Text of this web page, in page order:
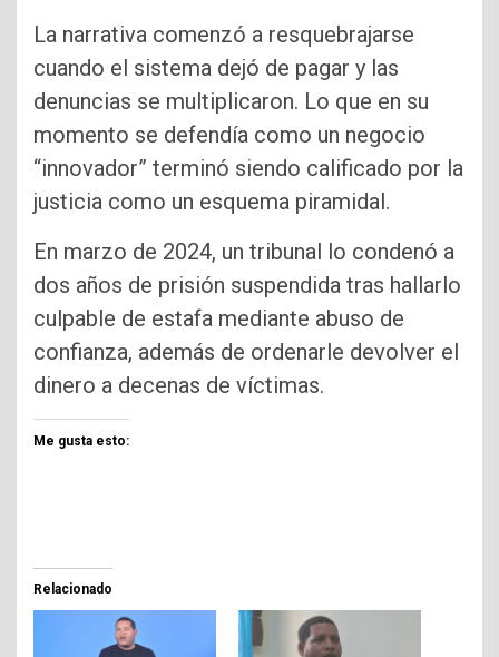
La narrativa comenzó a resquebrajarse
cuando el sistema dejó de pagar y las
denuncias se multiplicaron. Lo que en su
momento se defendía como un negocio
“innovador” terminó siendo calificado por la
justicia como un esquema piramidal.
En marzo de 2024, un tribunal lo condenó a
dos años de prisión suspendida tras hallarlo
culpable de estafa mediante abuso de
confianza, además de ordenarle devolver el
dinero a decenas de víctimas.
Me gusta esto:
Relacionado